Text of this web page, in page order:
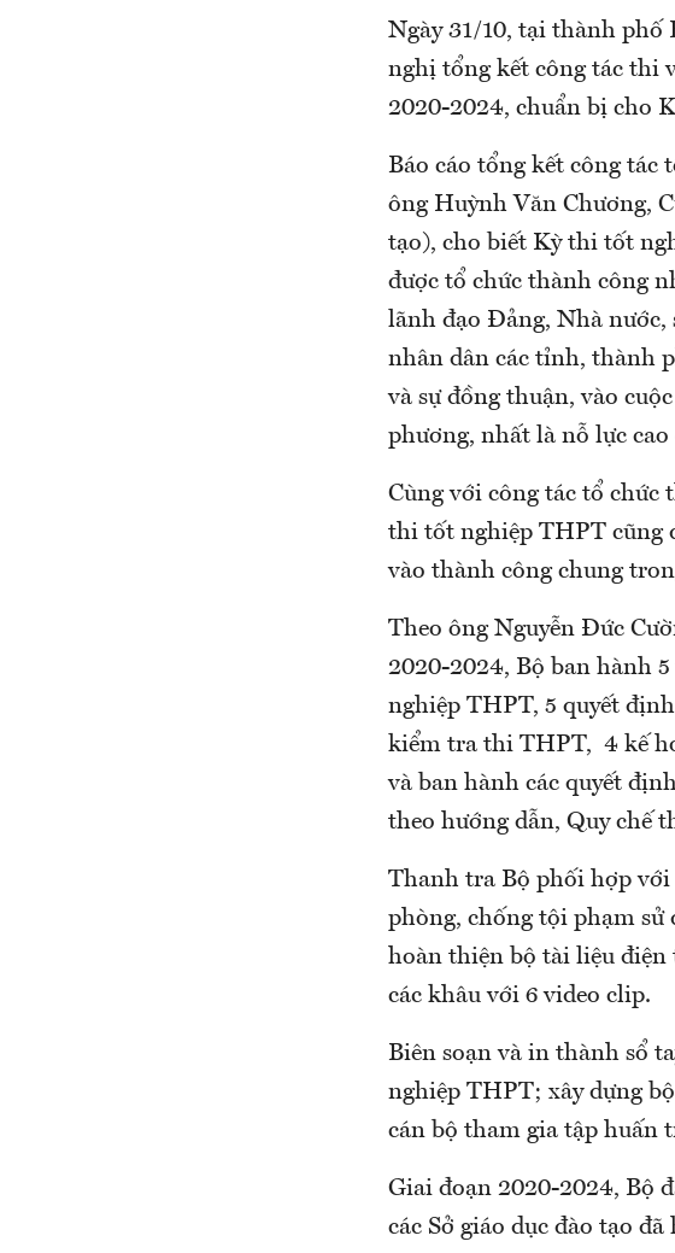
Ngày 31/10, tại thành
nghị tổng kết công tác thi
2020-2024, chuẩn bị cho
Báo cáo tổng kết công
ông Huỳnh Văn Chương,
tạo), cho biết Kỳ thi tốt
được tổ chức thành công
lãnh đạo Đảng, Nhà nước,
nhân dân các tỉnh, thành
và sự đồng thuận, vào
phương, nhất là nỗ lực
Cùng với công tác tổ
thi tốt nghiệp THPT cũng
vào thành công chung
Theo ông Nguyễn Đức
2020-2024, Bộ ban hành
nghiệp THPT, 5 quyết
kiểm tra thi THPT, 4 kế
và ban hành các quyết
theo hướng dẫn, Quy chế
Thanh tra Bộ phối hợp
phòng, chống tội phạm sử
hoàn thiện bộ tài liệu
các khâu với 6 video clip.
Biên soạn và in thành sổ
nghiệp THPT; xây dựng
cán bộ tham gia tập huấn
Giai đoạn 2020-2024, Bộ
các Sở giáo dục đào tạo